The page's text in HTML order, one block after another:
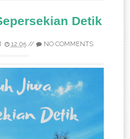
Detik
12.05// NO COMMENTS